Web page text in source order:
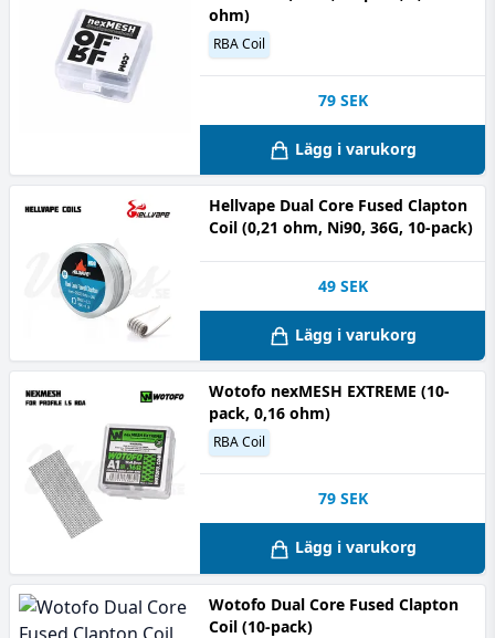
ohm)
RBA Coil
79 SEK
Lägg i varukorg
Hellvape Dual Core Fused Clapton
Coil (0,21 ohm, Ni90, 36G, 10-pack)
49 SEK
Lägg i varukorg
Wotofo nexMESH EXTREME (10-
pack, 0,16 ohm)
RBA Coil
79 SEK
Lägg i varukorg
Wotofo Dual Core Fused Clapton
Coil (10-pack)